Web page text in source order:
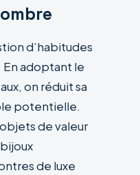
d’habitudes
adoptant le
on réduit sa
potentielle.
de valeur
de luxe